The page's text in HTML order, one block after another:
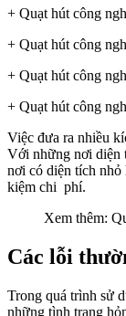
+ Quạt hút công
+ Quạt hút công
+ Quạt hút công
+ Quạt hút công
Việc đưa ra nhiều
Với những nơi diện
nơi có diện tích nhỏ
kiệm chi phí.
Xem thêm:
Các lỗi
Trong quá trình sử
những tình trạng